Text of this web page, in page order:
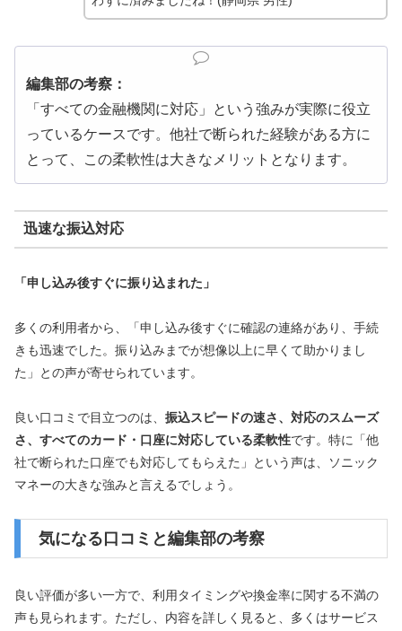
編集部の考察：
「すべての金融機関に対応」という強みが実際に役立
っているケースです。他社で断られた経験がある方に
とって、この柔軟性は大きなメリットとなります。
迅速な振込対応
「申し込み後すぐに振り込まれた」
多くの利用者から、「申し込み後すぐに確認の連絡があり、手続
きも迅速でした。振り込みまでが想像以上に早くて助かりまし
た」との声が寄せられています。
良い口コミで目立つのは、 振込スピードの速さ、対応のスムーズ
さ、すべてのカード・口座に対応している柔軟性です。特に「他
社で断られた口座でも対応してもらえた」という声は、ソニック
マネーの大きな強みと言えるでしょう。
気になる口コミと編集部の考察
良い評価が多い一方で、利用タイミングや換金率に関する不満の
声も見られます。ただし、内容を詳しく見ると、多くはサービス